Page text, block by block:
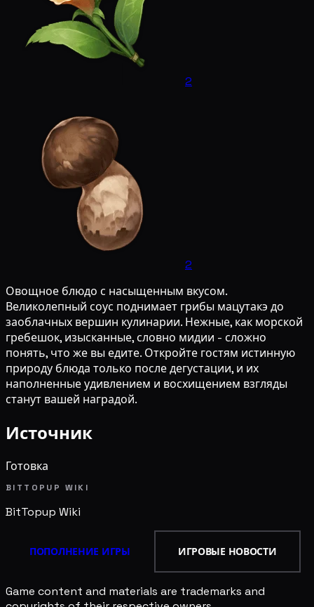
2
2
Овощное блюдо с насыщенным вкусом.
Великолепный соус поднимает грибы мацутакэ до
заоблачных вершин кулинарии. Нежные, как морской
гребешок, изысканные, словно мидии - сложно
понять, что же вы едите. Откройте гостям истинную
природу блюда только после дегустации, и их
наполненные удивлением и восхищением взгляды
станут вашей наградой.
Источник
Готовка
BITTOPUP WIKI
BitTopup Wiki
ПОПОЛНЕНИЕ ИГРЫ ИГРОВЫЕ НОВОСТИ
Game content and materials are trademarks and